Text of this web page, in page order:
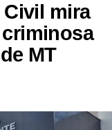
Civil mira
MT